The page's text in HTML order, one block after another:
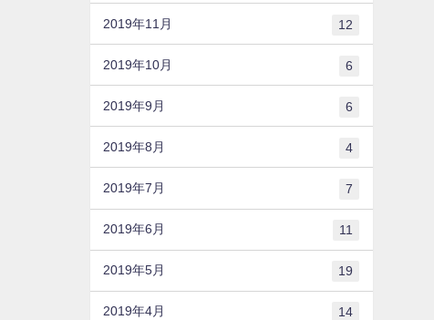
2019年11月 12
2019年10月 6
2019年9月 6
2019年8月 4
2019年7月 7
2019年6月 11
2019年5月 19
2019年4月 14